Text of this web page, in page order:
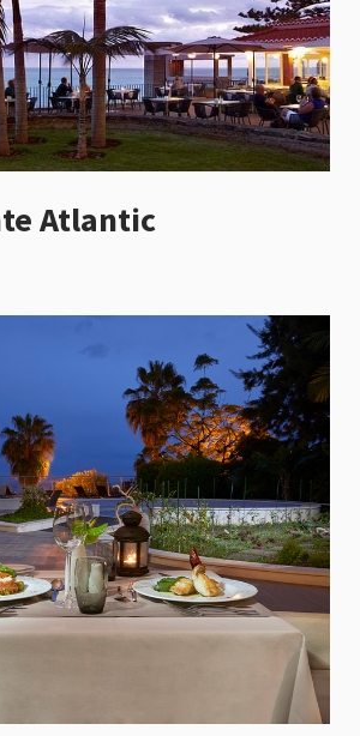
Atlantic